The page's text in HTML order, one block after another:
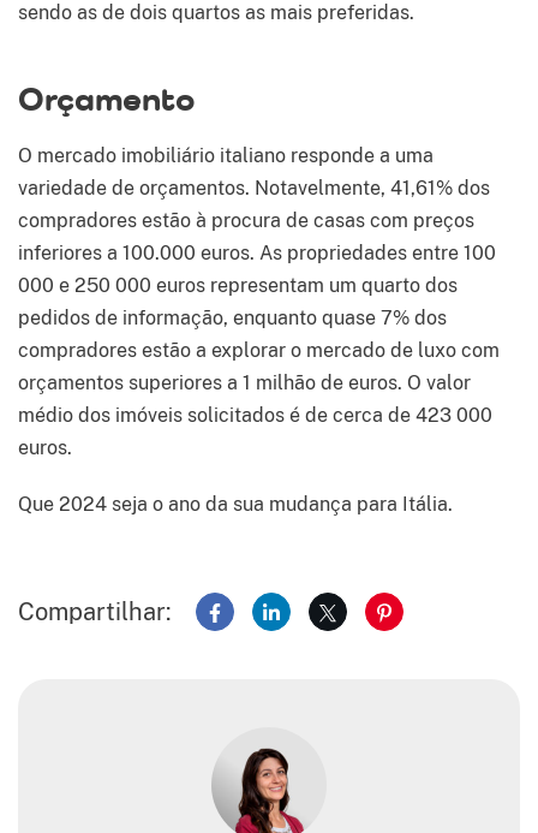
sendo as de dois quartos as mais preferidas.
Orçamento
O mercado imobiliário italiano responde a uma
variedade de orçamentos. Notavelmente, 41,61% dos
compradores estão à procura de casas com preços
inferiores a 100.000 euros. As propriedades entre 100
000 e 250 000 euros representam um quarto dos
pedidos de informação, enquanto quase 7% dos
compradores estão a explorar o mercado de luxo com
orçamentos superiores a 1 milhão de euros. O valor
médio dos imóveis solicitados é de cerca de 423 000
euros.
Que 2024 seja o ano da sua mudança para Itália.
Compartilhar: Compartilhar no Facebook
Compartilhar no LinkedIn
Compartilhar no X
Compartilhar no